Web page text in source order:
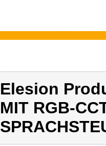
Elesion
MIT RGB-